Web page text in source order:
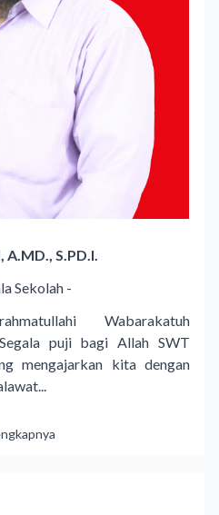
A.MD., S.PD.I.
Sekolah -
Wabarakatuh
puji bagi Allah SWT
mengajarkan kita dengan